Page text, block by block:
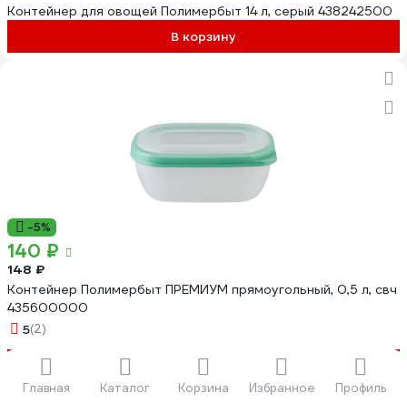
Главная Каталог Корзина Избранное Профиль
Контейнер для овощей Полимербыт 14 л, серый 438242500
В корзину
-5%
140 ₽
148 ₽
Контейнер Полимербыт ПРЕМИУМ прямоугольный, 0,5 л, свч
435600000
5(2)